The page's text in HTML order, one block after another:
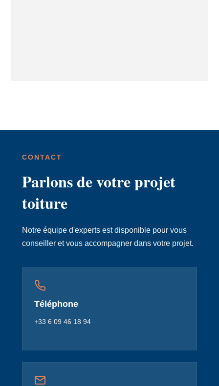
CONTACT
Parlons de votre projet
toiture
Notre équipe d'experts est disponible pour vous
conseiller et vous accompagner dans votre projet.
Téléphone
+33 6 09 46 18 94